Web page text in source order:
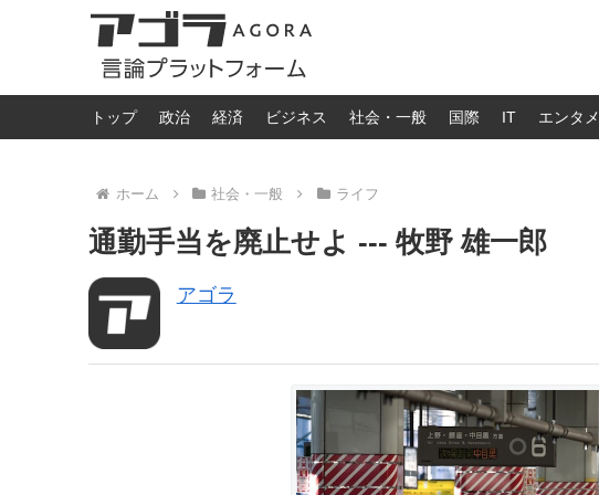
トップ 政治 経済 ビジネス 社会・一般 国際 IT エンタメ
ホーム 社会・一般 ライフ
通勤手当を廃止せよ --- 牧野 雄一郎
アゴラ